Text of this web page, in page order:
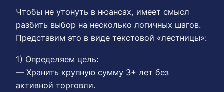
Чтобы не утонуть в нюансах, имеет смысл
разбить выбор на несколько логичных шагов.
Представим это в виде текстовой «лестницы»:
1) Определяем цель:
— Хранить крупную сумму 3+ лет без
активной торговли.